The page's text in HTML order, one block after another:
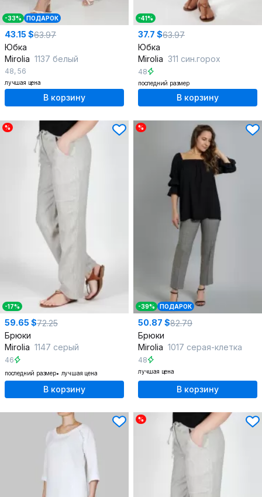
-33% ПОДАРОК
43.15 $63.97
Юбка
Mirolia 1137 белый
48, 56
лучшая цена
В корзину
-41%
37.7 $63.97
Юбка
Mirolia 311 син.горох
48
последний размер
В корзину
%
-17%
59.65 $72.25
Брюки
Mirolia 1147 серый
46
последний размер лучшая цена
В корзину
%
-39% ПОДАРОК
50.87 $82.79
Брюки
Mirolia 1017 серая-клетка
48
лучшая цена
В корзину
%